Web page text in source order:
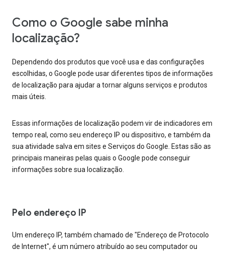
Como o Google sabe minha
localização?
Dependendo dos produtos que você usa e das configurações
escolhidas, o Google pode usar diferentes tipos de informações
de localização para ajudar a tornar alguns serviços e produtos
mais úteis.
Essas informações de localização podem vir de indicadores em
tempo real, como seu endereço IP ou dispositivo, e também da
sua atividade salva em sites e Serviços do Google. Estas são as
principais maneiras pelas quais o Google pode conseguir
informações sobre sua localização.
Pelo endereço IP
Um endereço IP, também chamado de "Endereço de Protocolo
de Internet", é um número atribuído ao seu computador ou